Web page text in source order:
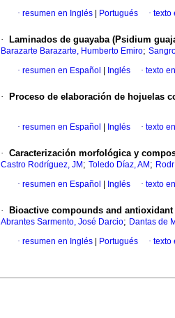
· resumen en Inglés Portugués · texto
· Laminados de guayaba (Psidium
Barazarte Barazarte, Humberto Emiro;
· resumen en Español Inglés · texto
· Proceso de elaboración de hojuelas
· resumen en Español Inglés · texto
· Caracterización morfológica y
Castro Rodríguez, JM ; Toledo Díaz, AM ;
· resumen en Español Inglés · texto
· Bioactive compounds and
Abrantes Sarmento, José Darcio; Dantas de
· resumen en Inglés Portugués · texto